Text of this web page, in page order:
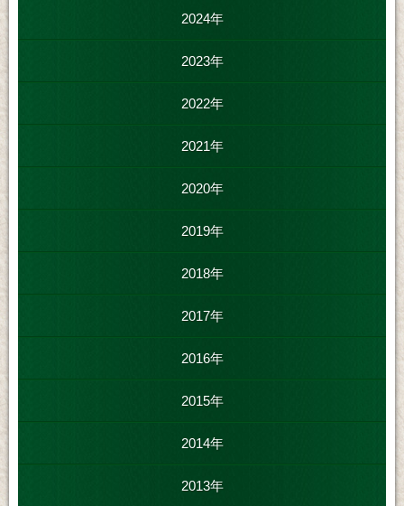
2024年
2023年
2022年
2021年
2020年
2019年
2018年
2017年
2016年
2015年
2014年
2013年